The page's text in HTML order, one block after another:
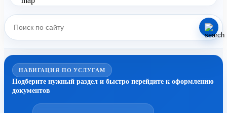
НАВИГАЦИЯ ПО УСЛУГАМ
Подберите нужный раздел и быстро перейдите к оформлению
документов